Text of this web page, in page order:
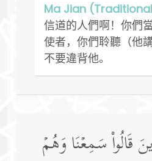
Ma Jian
信道的人們啊！你們
使者，你們聆聽（他
不要違背他。
قَالُوا۟ سَمِعۡنَا وَهُمۡ